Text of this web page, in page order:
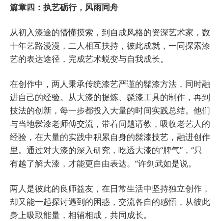
篇章四：执艺砺行，风雨同舟
从初入漆途的懵懂摸索，到自成风格的资深艺术家，数
十年艺路漫漫，二人相互扶持，彼此成就，一同探索漆
艺的表达途径，完成艺术蜕变与自我成长。
在创作中，两人秉承传统漆艺严谨的髹漆方法，同时融
进自己的经验。从大漆的提炼、髹漆工具的制作，再到
技法的创新，每一步都投入大量的时间实践总结。他们
与当地髹漆老师傅交流，带着问题请教，吸收老艺人的
经验，在大量的实践中积累自身的髹漆技艺，融进创作
里。通过对大漆的深入研究，吃透大漆的“脾气”，“只
有越了解大漆，才能更自由表达。”许剑武如是说。
两人是彼此的良师益友，在日常生活中坚持独立创作，
却又能一起探讨遇到的困惑，交流各自的感悟，从彼此
身上吸取能量，相辅相成，共同成长。